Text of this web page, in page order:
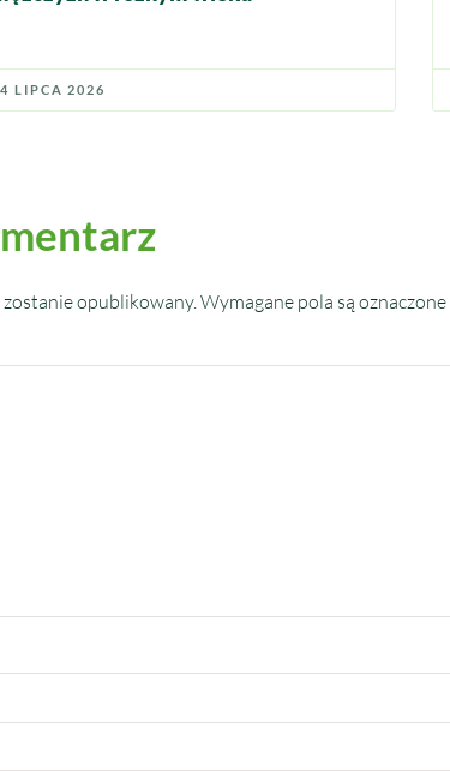
LIPCA 2026
opublikowany.Wymagane pola są oznaczone